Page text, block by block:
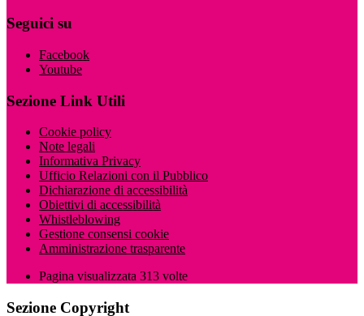
Seguici su
Facebook
Youtube
Sezione Link Utili
Cookie policy
Note legali
Informativa Privacy
Ufficio Relazioni con il Pubblico
Dichiarazione di accessibilità
Obiettivi di accessibilità
Whistleblowing
Gestione consensi cookie
Amministrazione trasparente
Pagina visualizzata 313 volte
Sezione Copyright